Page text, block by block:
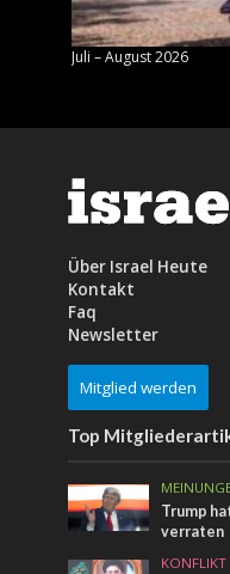
Juli – August 2026
Über Israel Heute
Kontakt
Faq
Newsletter
Mitglied werden
Top
Trump
verraten
KONFLIKT